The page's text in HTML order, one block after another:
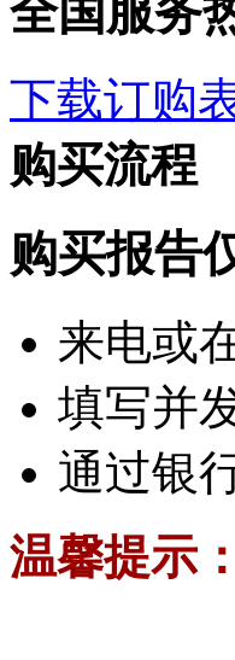
全国服务
下载订购
购买流程
购买报告
来电或
填写并
通过银
温馨提示：